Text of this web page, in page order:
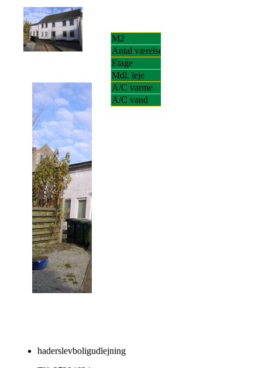
M2
Antal værelser
Etage
Mdl. leje
A/C varme
A/C vand
haderslevboligudlejning